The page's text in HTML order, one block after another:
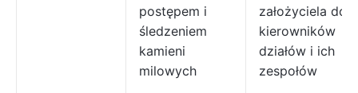
postępem i
śledzeniem
kamieni
milowych
założyciela do
kierowników
działów i ich
zespołów